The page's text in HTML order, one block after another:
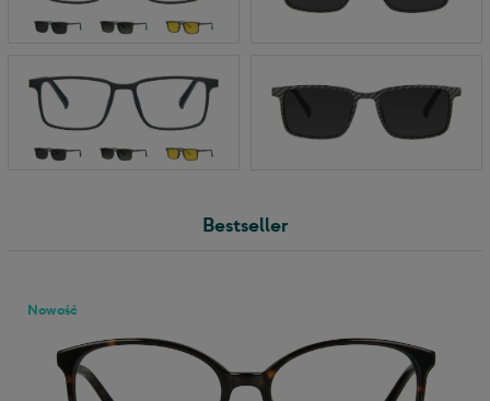
Bestseller
Nowość